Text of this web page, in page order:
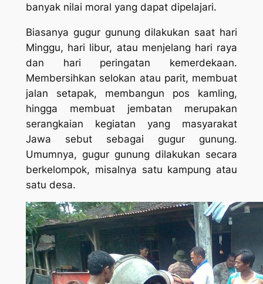
banyak nilai moral yang dapat dipelajari.
Biasanya gugur gunung dilakukan saat hari
Minggu, hari libur, atau menjelang hari raya
dan hari peringatan kemerdekaan.
Membersihkan selokan atau parit, membuat
jalan setapak, membangun pos kamling,
hingga membuat jembatan merupakan
serangkaian kegiatan yang masyarakat
Jawa sebut sebagai gugur gunung.
Umumnya, gugur gunung dilakukan secara
berkelompok, misalnya satu kampung atau
satu desa.